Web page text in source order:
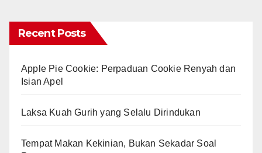
Recent Posts
Apple Pie Cookie: Perpaduan Cookie Renyah dan
Isian Apel
Laksa Kuah Gurih yang Selalu Dirindukan
Tempat Makan Kekinian, Bukan Sekadar Soal